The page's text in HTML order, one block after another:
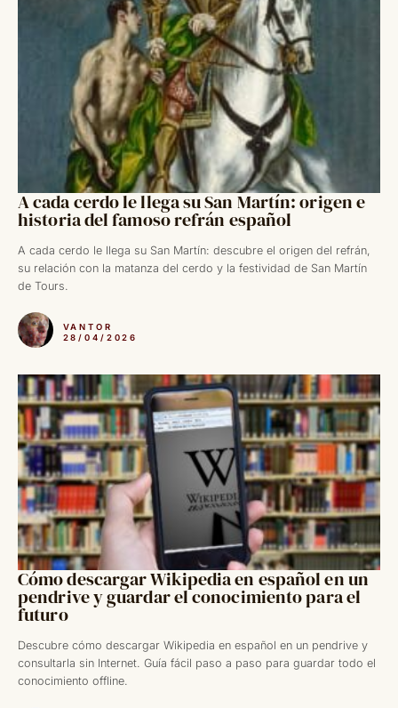
A cada cerdo le llega su San Martín: origen e
historia del famoso refrán español
A cada cerdo le llega su San Martín: descubre el origen del refrán,
su relación con la matanza del cerdo y la festividad de San Martín
de Tours.
VANTOR
28/04/2026
Cómo descargar Wikipedia en español en un
pendrive y guardar el conocimiento para el
futuro
Descubre cómo descargar Wikipedia en español en un pendrive y
consultarla sin Internet. Guía fácil paso a paso para guardar todo el
conocimiento offline.